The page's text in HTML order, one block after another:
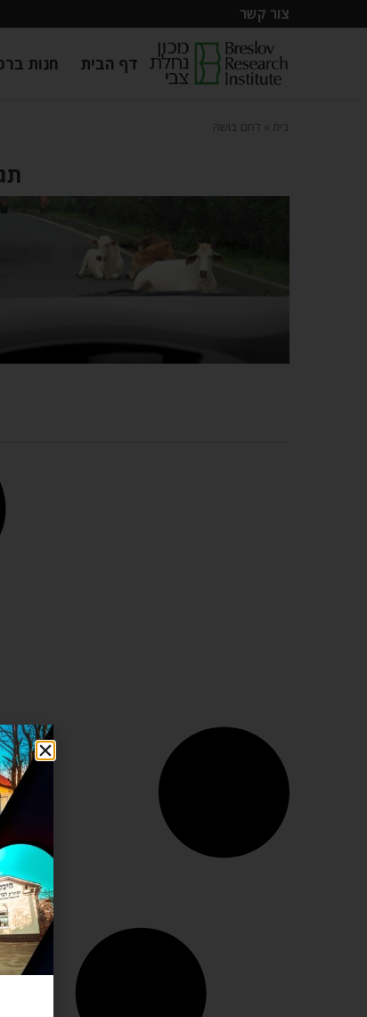
צור קשר
דף הבית חנות
בית לחם בושה